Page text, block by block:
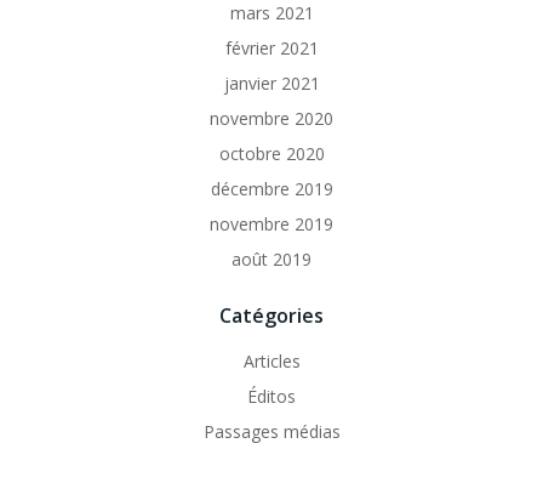
mars 2021
février 2021
janvier 2021
novembre 2020
octobre 2020
décembre 2019
novembre 2019
août 2019
Catégories
Articles
Éditos
Passages médias